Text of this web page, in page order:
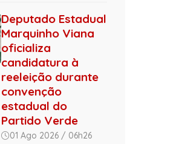
Deputado Estadual
Marquinho Viana
oficializa
candidatura à
reeleição durante
convenção
estadual do
Partido Verde
01 Ago 2026 / 06h26